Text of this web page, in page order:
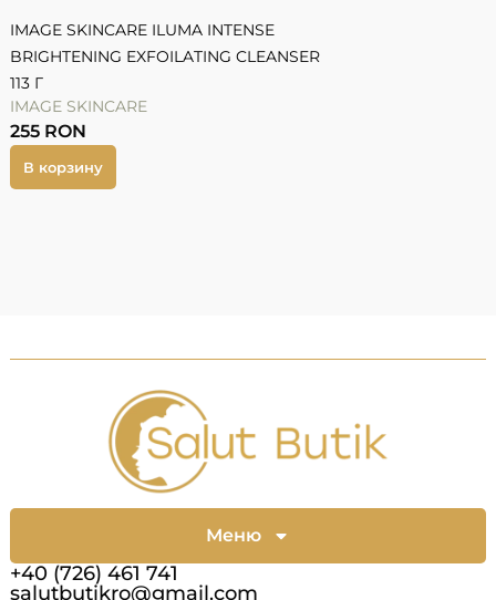
IMAGE SKINCARE ILUMA INTENSE
BRIGHTENING EXFOILATING CLEANSER
113 Г
IMAGE SKINCARE
255 RON
В корзину
+40 (726) 461 741
salutbutikro@gmail.com
Меню